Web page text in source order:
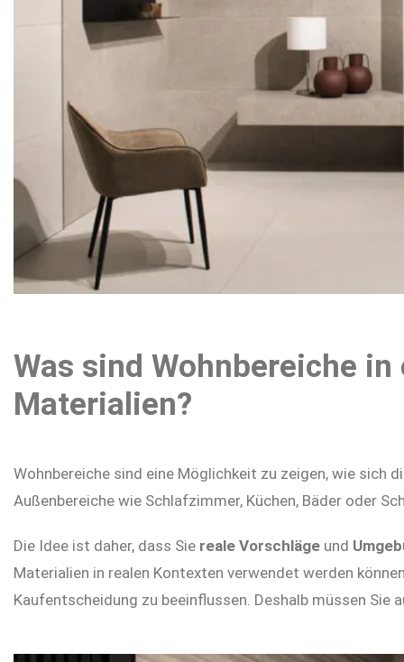
Home
Über
uns
Was sind Wohnbereiche
Materialien?
Wohnbereiche sind eine Möglichkeit zu zeigen, wie sich
Außenbereiche wie Schlafzimmer, Küchen, Bäder oder
Die Idee ist daher, dass Sie reale Vorschläge und
Materialien in realen Kontexten verwendet werden
Kaufentscheidung zu beeinflussen. Deshalb müssen Sie